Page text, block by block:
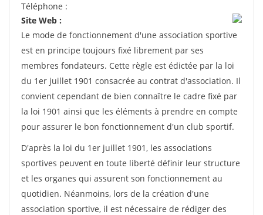
Téléphone :
Site Web :
Le mode de fonctionnement d'une association sportive
est en principe toujours fixé librement par ses
membres fondateurs. Cette règle est édictée par la loi
du 1er juillet 1901 consacrée au contrat d'association. Il
convient cependant de bien connaître le cadre fixé par
la loi 1901 ainsi que les éléments à prendre en compte
pour assurer le bon fonctionnement d'un club sportif.
D'après la loi du 1er juillet 1901, les associations
sportives peuvent en toute liberté définir leur structure
et les organes qui assurent son fonctionnement au
quotidien. Néanmoins, lors de la création d'une
association sportive, il est nécessaire de rédiger des